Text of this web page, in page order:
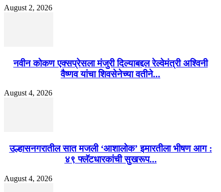
August 2, 2026
नवीन कोकण एक्सप्रेसला मंजुरी दिल्याबद्दल रेल्वेमंत्री अश्विनी
वैष्णव यांचा शिवसेनेच्या वतीने...
August 4, 2026
उल्हासनगरातील सात मजली ‘आशालोक’ इमारतीला भीषण आग :
४९ फ्लॅटधारकांची सुखरूप...
August 4, 2026